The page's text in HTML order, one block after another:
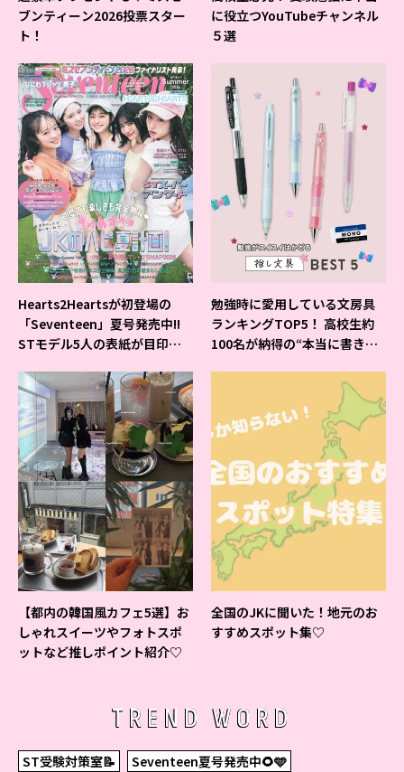
ブンティーン2026投票スター
ト！
に役立つYouTubeチャンネル
５選
Hearts2Heartsが初登場の
「Seventeen」夏号発売中!!
STモデル5人の表紙が目印だ
勉強時に愛用している文房具
ランキングTOP5！ 高校生約
100名が納得の“本当に書きや
【都内の韓国風カフェ5選】お
しゃれスイーツやフォトスポ
ットなど推しポイント紹介♡
全国のJKに聞いた！地元のお
すすめスポット集♡
TREND WORD
ST受験対策室📝
Seventeen夏号発売中🌻🩵